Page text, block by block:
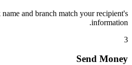
and branch match your recipient's
information.
3
Send Money